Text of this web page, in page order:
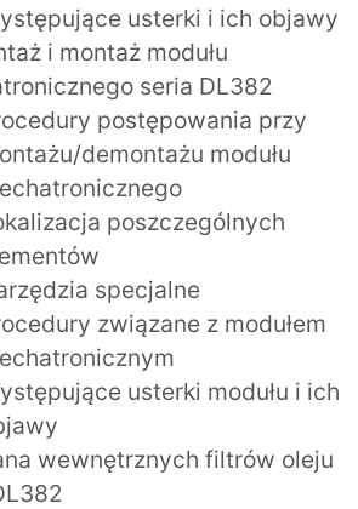
usterki i ich objawy
i montaż modułu
seria DL382
postępowania przy
demontażu modułu
poszczególnych
specjalne
związane z modułem
usterki modułu i ich
wewnętrznych filtrów oleju